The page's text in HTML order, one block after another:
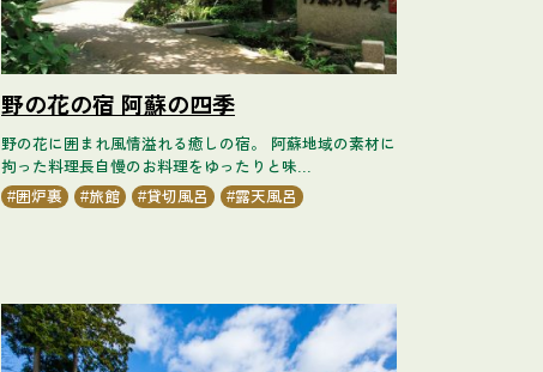
野の花の宿 阿蘇の四季
野の花に囲まれ風情溢れる癒しの宿。 阿蘇地域の素材に
拘った料理長自慢のお料理をゆったりと味...
囲炉裏
旅館 貸切風呂 露天風呂